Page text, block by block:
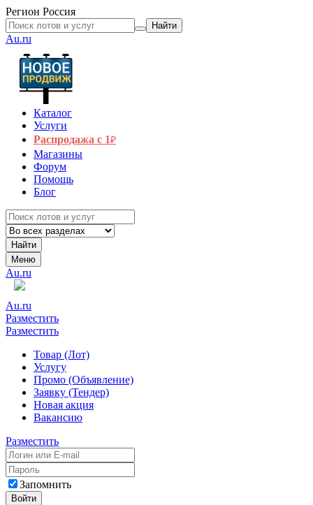
Регион Россия
Найти
Au.ru
Каталог
Услуги
Распродажа с 1₽
Магазины
Форум
Помощь
Блог
Найти
Меню
Au.ru
Au.ru
Разместить
Разместить
Товар (Лот)
Услугу
Промо (Объявление)
Заявку (Тендер)
Новая акция
Вакансию
Разместить
Запомнить
Войти